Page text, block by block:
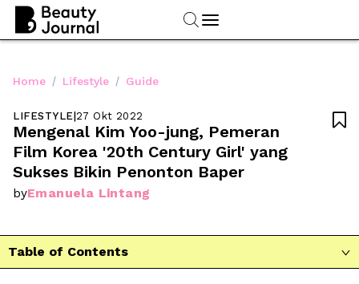
Home / Lifestyle / Guide
LIFESTYLE|27 Okt 2022
Mengenal Kim Yoo-jung, Pemeran
Film Korea '20th Century Girl' yang
Sukses Bikin Penonton Baper
byEmanuela Lintang

Table of Contents 